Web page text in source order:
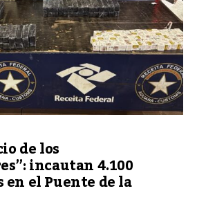
de los
incautan 4.100
el Puente de la